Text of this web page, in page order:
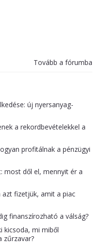
Tovább a fórumba
új nyersanyag-
a rekordbevételekkel a
profitálnak a pénzügyi
most dől el, mennyit ér a
fizetjük, amit a piac
finanszírozható a válság?
kicsoda, mi miből
zűrzavar?